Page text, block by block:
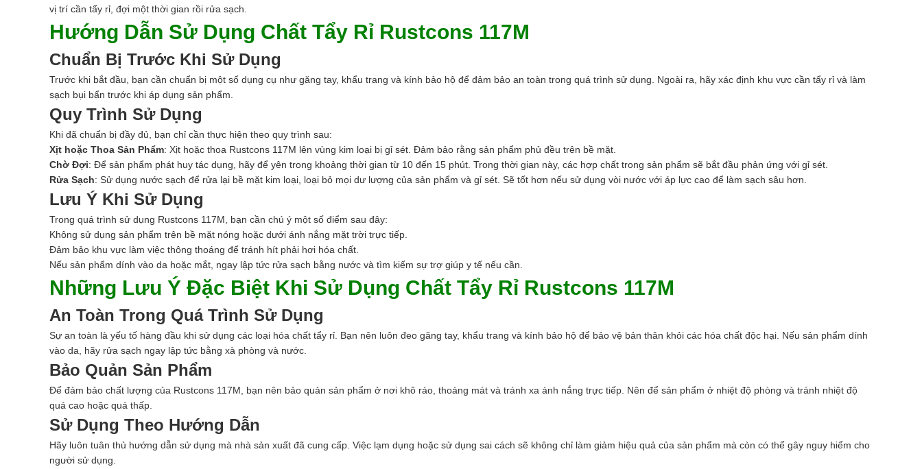
vị trí cần tẩy rỉ, đợi một thời gian rồi rửa sạch.
Hướng Dẫn Sử Dụng Chất Tẩy Rỉ Rustcons 117M
Chuẩn Bị Trước Khi Sử Dụng
Trước khi bắt đầu, bạn cần chuẩn bị một số dụng cụ như găng tay, khẩu trang và kính bảo hộ để đảm bảo an toàn trong quá trình sử dụng. Ngoài ra, hãy xác định khu vực cần tẩy rỉ và làm
sạch bụi bẩn trước khi áp dụng sản phẩm.
Quy Trình Sử Dụng
Khi đã chuẩn bị đầy đủ, bạn chỉ cần thực hiện theo quy trình sau:
Xịt hoặc Thoa Sản Phẩm: Xịt hoặc thoa Rustcons 117M lên vùng kim loại bị gỉ sét. Đảm bảo rằng sản phẩm phủ đều trên bề mặt.
Chờ Đợi: Để sản phẩm phát huy tác dụng, hãy để yên trong khoảng thời gian từ 10 đến 15 phút. Trong thời gian này, các hợp chất trong sản phẩm sẽ bắt đầu phản ứng với gỉ sét.
Rửa Sạch: Sử dụng nước sạch để rửa lại bề mặt kim loại, loại bỏ mọi dư lượng của sản phẩm và gỉ sét. Sẽ tốt hơn nếu sử dụng vòi nước với áp lực cao để làm sạch sâu hơn.
Lưu Ý Khi Sử Dụng
Trong quá trình sử dụng Rustcons 117M, bạn cần chú ý một số điểm sau đây:
Không sử dụng sản phẩm trên bề mặt nóng hoặc dưới ánh nắng mặt trời trực tiếp.
Đảm bảo khu vực làm việc thông thoáng để tránh hít phải hơi hóa chất.
Nếu sản phẩm dính vào da hoặc mắt, ngay lập tức rửa sạch bằng nước và tìm kiếm sự trợ giúp y tế nếu cần.
Những Lưu Ý Đặc Biệt Khi Sử Dụng Chất Tẩy Rỉ Rustcons 117M
An Toàn Trong Quá Trình Sử Dụng
Sự an toàn là yếu tố hàng đầu khi sử dụng các loại hóa chất tẩy rỉ. Bạn nên luôn đeo găng tay, khẩu trang và kính bảo hộ để bảo vệ bản thân khỏi các hóa chất độc hại. Nếu sản phẩm dính
vào da, hãy rửa sạch ngay lập tức bằng xà phòng và nước.
Bảo Quản Sản Phẩm
Để đảm bảo chất lượng của Rustcons 117M, bạn nên bảo quản sản phẩm ở nơi khô ráo, thoáng mát và tránh xa ánh nắng trực tiếp. Nên để sản phẩm ở nhiệt độ phòng và tránh nhiệt độ
quá cao hoặc quá thấp.
Sử Dụng Theo Hướng Dẫn
Hãy luôn tuân thủ hướng dẫn sử dụng mà nhà sản xuất đã cung cấp. Việc lạm dụng hoặc sử dụng sai cách sẽ không chỉ làm giảm hiệu quả của sản phẩm mà còn có thể gây nguy hiểm cho
người sử dụng.